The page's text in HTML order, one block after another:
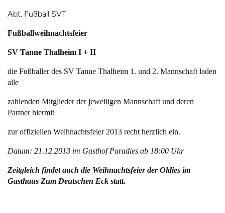
Abt. Fußball SVT
Fußballweihnachtsfeier
SV Tanne Thalheim I + II
die Fußballer des SV Tanne Thalheim 1. und 2. Mannschaft laden
alle
zahlenden Mitglieder der jeweiligen Mannschaft und deren
Partner hiermit
zur offiziellen Weihnachtsfeier 2013 recht herzlich ein.
Datum: 21.12.2013 im Gasthof Paradies ab 18:00 Uhr
Zeitgleich findet auch die Weihnachtsfeier der Oldies im
Gasthaus Zum Deutschen Eck statt.